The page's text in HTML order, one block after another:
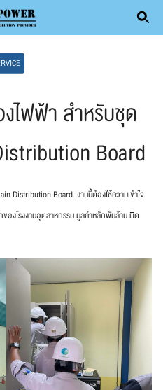
ไฟฟ้า สำหรับชุด
Board
Distribution Board. งานนี้ต้องใช้ความเข้าใจ
องโรงงานอุตสาหกรรม มูลค่าหลักพันล้าน ผิด